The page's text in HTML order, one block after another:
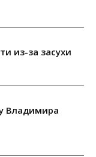
из-за засухи
Владимира